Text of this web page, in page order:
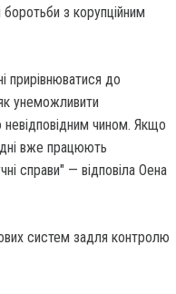
з корупційним
прирівнюватися до
унеможливити
невідповідним чином. Якщо
вже працюють
справи" — відповіла Оена
систем задля контролю